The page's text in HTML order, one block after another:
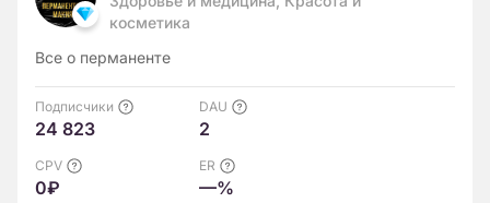
косметика
Все о перманенте
Подписчики
24 823
DAU
2
CPV
0₽
ER
—%